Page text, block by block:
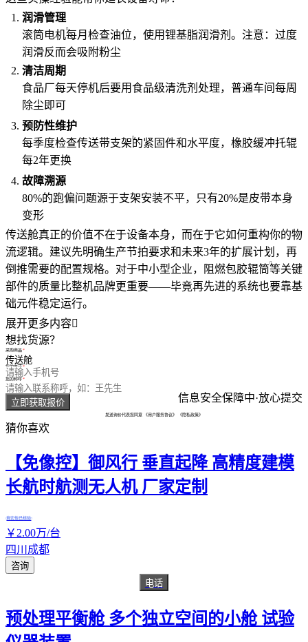
润滑管理
滚筒电机每月检查油位，使用锂基脂润滑剂。注意：过度
润滑反而会吸附粉尘
清洁周期
食品厂每天停机后要用食品级清洗剂处理，普通车间每周
除尘即可
预防性维护
每季度检查传送带支架的紧固件和水平度，橡胶缓冲托辊
每2年更换
故障溯源
80%的跑偏问题源于支架安装不平，只有20%是皮带本身
变形
传送舱真正的价值不在于设备本身，而在于它如何重构你的物
流逻辑。建议先明确生产节拍要求和未来3年的扩展计划，再
倒推需要的配置规格。对于中小型企业，
阻燃包胶辊筒等关键
部件的质量比整机品牌更重要——毕竟再先进的系统也要靠基
础元件稳定运行。
展开更多内容
想找货源？
采购商品
您的电话
您的称呼
立即获取报价 信息安全保障中·放心提交
发送询价代表您同意 《用户服务协议》 《隐私政策》
猜你喜欢
【免像控】御风行 垂直起降 高精度建模
长航时航测无人机 厂家定制
真实性已核验
￥ 2.00万/台
四川成都
咨询
电话
预处理平衡舱 多个独立空间的小舱 试验